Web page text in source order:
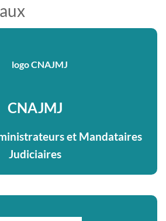
CNAJMJ
et Mandataires
Judiciaires